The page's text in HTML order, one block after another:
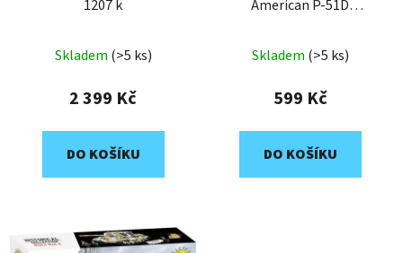
1207 k
Skladem (>5 ks)
2 399 Kč
DO KOŠÍKU
American P-51D
Skladem (>5 ks)
599 Kč
DO KOŠÍKU